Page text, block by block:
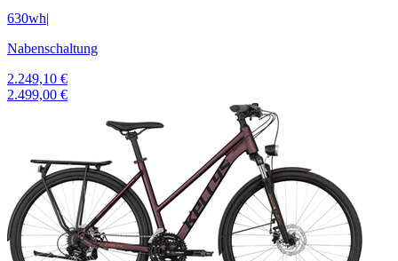
630wh|
Nabenschaltung
2.249,10 €
2.499,00 €